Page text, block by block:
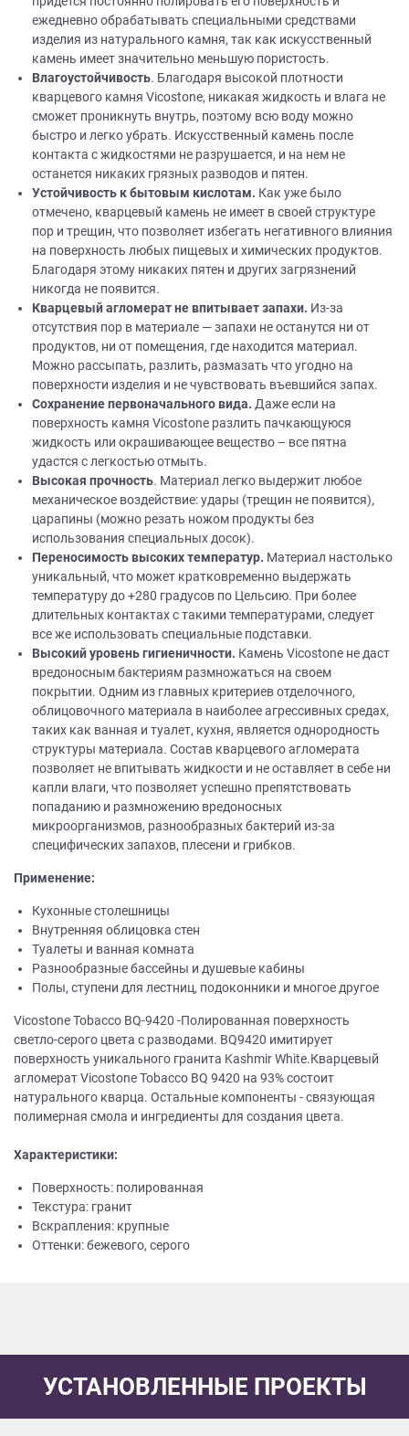
ежедневно обрабатывать специальными средствами
изделия из натурального камня, так как искусственный
камень имеет значительно меньшую пористость.
Влагоустойчивость. Благодаря высокой плотности
кварцевого камня Vicostone, никакая жидкость и влага не
сможет проникнуть внутрь, поэтому всю воду можно
быстро и легко убрать. Искусственный камень после
контакта с жидкостями не разрушается, и на нем не
останется никаких грязных разводов и пятен.
Устойчивость к бытовым кислотам. Как уже было
отмечено, кварцевый камень не имеет в своей структуре
пор и трещин, что позволяет избегать негативного влияния
на поверхность любых пищевых и химических продуктов.
Благодаря этому никаких пятен и других загрязнений
никогда не появится.
Кварцевый агломерат не впитывает запахи. Из-за
отсутствия пор в материале — запахи не останутся ни от
продуктов, ни от помещения, где находится материал.
Можно рассыпать, разлить, размазать что угодно на
поверхности изделия и не чувствовать въевшийся запах.
Сохранение первоначального вида. Даже если на
поверхность камня Vicostone разлить пачкающуюся
жидкость или окрашивающее вещество – все пятна
удастся с легкостью отмыть.
Высокая прочность. Материал легко выдержит любое
механическое воздействие: удары (трещин не появится),
царапины (можно резать ножом продукты без
использования специальных досок).
Переносимость высоких температур. Материал настолько
уникальный, что может кратковременно выдержать
температуру до +280 градусов по Цельсию. При более
длительных контактах с такими температурами, следует
все же использовать специальные подставки.
Высокий уровень гигиеничности. Камень Vicostone не даст
вредоносным бактериям размножаться на своем
покрытии. Одним из главных критериев отделочного,
облицовочного материала в наиболее агрессивных средах,
таких как ванная и туалет, кухня, является однородность
структуры материала. Состав кварцевого агломерата
позволяет не впитывать жидкости и не оставляет в себе ни
капли влаги, что позволяет успешно препятствовать
попаданию и размножению вредоносных
микроорганизмов, разнообразных бактерий из-за
специфических запахов, плесени и грибков.
Применение:
Кухонные столешницы
Внутренняя облицовка стен
Туалеты и ванная комната
Разнообразные бассейны и душевые кабины
Полы, ступени для лестниц, подоконники и многое другое
Vicostone Tobacco BQ-9420 -Полированная поверхность
светло-серого цвета с разводами. BQ9420 имитирует
поверхность уникального гранита Kashmir White.Кварцевый
агломерат Vicostone Tobacco BQ 9420 на 93% состоит
натурального кварца. Остальные компоненты - связующая
полимерная смола и ингредиенты для создания цвета.
Характеристики:
Поверхность: полированная
Текстура: гранит
Вскрапления: крупные
Оттенки: бежевого, серого
УСТАНОВЛЕННЫЕ ПРОЕКТЫ